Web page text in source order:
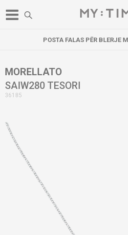
POSTA FALAS PËR BLERJE
MORELLATO
SAIW280 TESORI
36185